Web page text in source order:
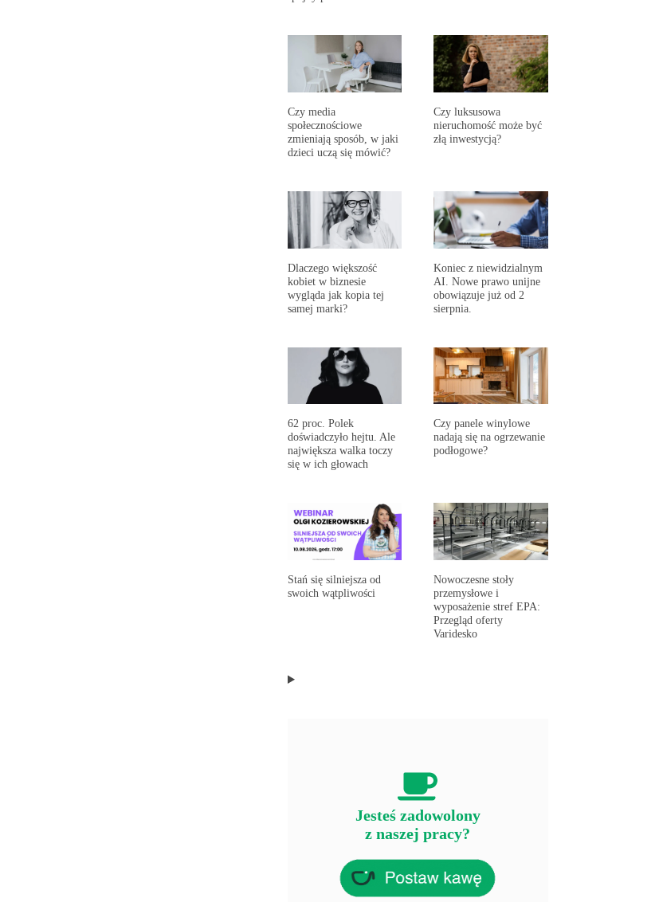
Czy media
społecznościowe
zmieniają sposób, w jaki
dzieci uczą się mówić?
Czy luksusowa
nieruchomość może być
złą inwestycją?
Dlaczego większość
kobiet w biznesie
wygląda jak kopia tej
samej marki?
Koniec z niewidzialnym
AI. Nowe prawo unijne
obowiązuje już od 2
sierpnia.
62 proc. Polek
doświadczyło hejtu. Ale
największa walka toczy
się w ich głowach
Czy panele winylowe
nadają się na ogrzewanie
podłogowe?
Stań się silniejsza od
swoich wątpliwości
Nowoczesne stoły
przemysłowe i
wyposażenie stref EPA:
Przegląd oferty
Varidesko
Jesteś zadowolony
z naszej pracy?